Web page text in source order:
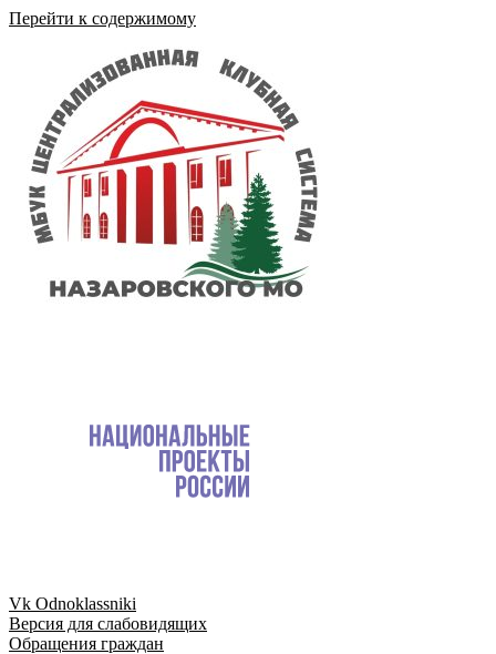
Перейти к содержимому
Vk Odnoklassniki
Версия для слабовидящих
Обращения граждан